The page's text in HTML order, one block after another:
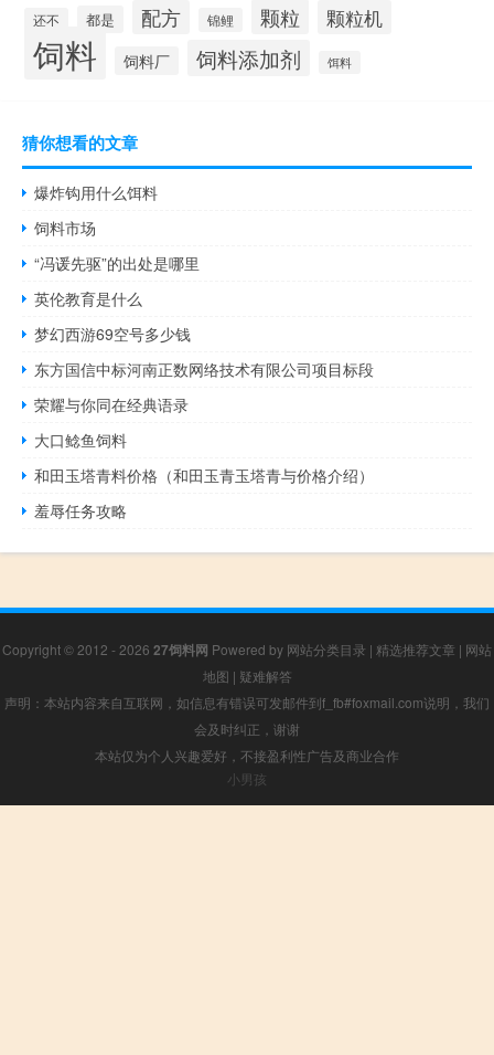
还不 都是 配方 锦鲤 颗粒 颗粒机
饲料 饲料厂 饲料添加剂 饵料
猜你想看的文章
爆炸钩用什么饵料
饲料市场
“冯谖先驱”的出处是哪里
英伦教育是什么
梦幻西游69空号多少钱
东方国信中标河南正数网络技术有限公司项目标段
荣耀与你同在经典语录
大口鲶鱼饲料
和田玉塔青料价格（和田玉青玉塔青与价格介绍）
羞辱任务攻略
Copyright © 2012 - 2026 27饲料网 Powered by 网站分类目录 | 精选推荐文章 | 网站
地图 | 疑难解答
声明：本站内容来自互联网，如信息有错误可发邮件到f_fb#foxmail.com说明，我们
会及时纠正，谢谢
本站仅为个人兴趣爱好，不接盈利性广告及商业合作
小男孩